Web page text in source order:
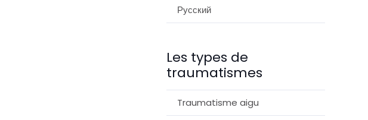
Русский
Les types de
traumatismes
Traumatisme aigu